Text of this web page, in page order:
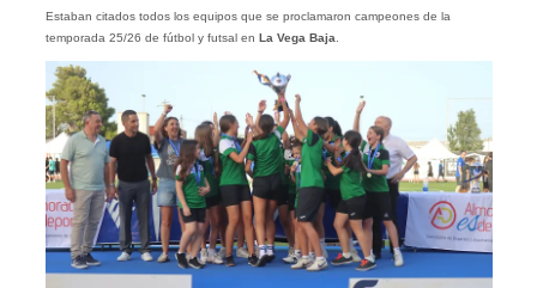
Estaban citados todos los equipos que se proclamaron campeones de la
temporada 25/26 de fútbol y futsal en La Vega Baja.